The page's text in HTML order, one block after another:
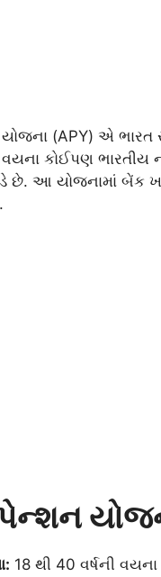
(APY) એ ભારત
વયના કોઈપણ ભારતીય
છે. આ યોજનામાં બેંક
18 થી 40 વર્ષની